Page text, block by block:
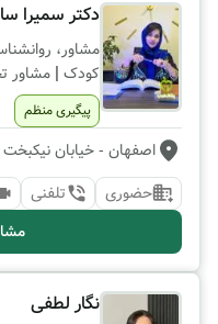
دکتر سمیرا
مشاور،
کودک | مشاور
پیگیری منظم
اصفهان - خیابان نیکبخت
حضوری
تلفنی
نگار لطفی